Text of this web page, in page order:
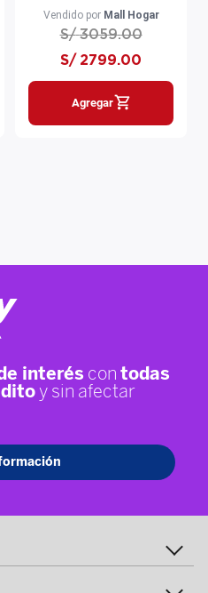
Vendido por Mall Hogar
S/ 3059.00
S/ 2799.00
Agregar